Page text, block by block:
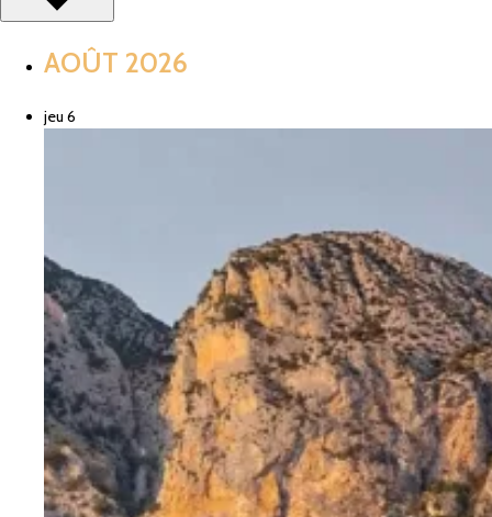
AOÛT 2026
jeu 6